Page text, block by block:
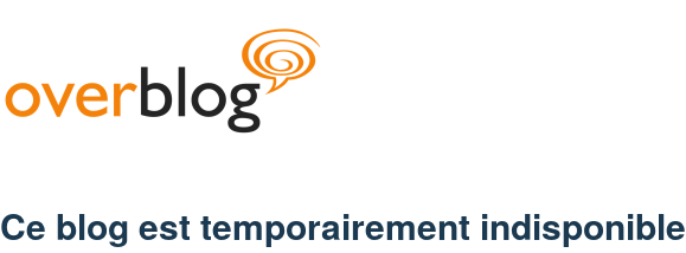
Ce blog est temporairement indisponible